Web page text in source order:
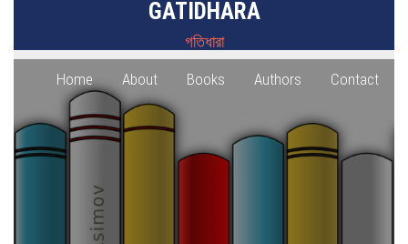
GATIDHARA
গতিধারা
Home About Books Authors Contact